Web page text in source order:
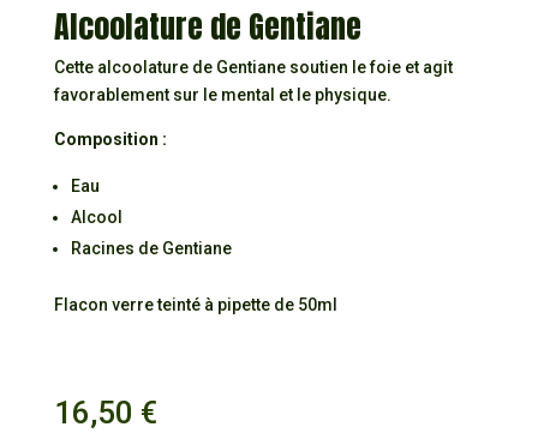
Alcoolature de Gentiane
Cette alcoolature de Gentiane soutien le foie et agit
favorablement sur le mental et le physique.
Composition :
Eau
Alcool
Racines de Gentiane
Flacon verre teinté à pipette de 50ml
16,50 €